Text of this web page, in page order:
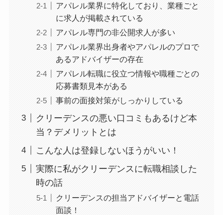
アパレル業界に特化しており、業種ごと
に求人が掲載されている
アパレル専門の非公開求人が多い
アパレル業界出身者やアパレルのプロで
あるアドバイザーの存在
アパレル転職に役立つ情報や職種ごとの
応募書類見本がある
事前の面接対策がしっかりしている
クリーデンスの悪い口コミもあるけど本
当？デメリットとは
こんな人は登録しないほうがいい！
実際に私がクリーデンスに転職相談した
時の話
クリーデンスの担当アドバイザーと電話
面談！